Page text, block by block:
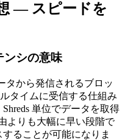
— スピードを
ンシの意味
タから発信されるブロッ
タイムに受信する仕組み
単位でデータを取得
よりも大幅に早い段階で
ることが可能になりま